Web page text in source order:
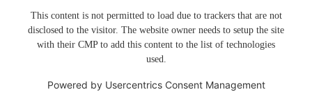
This content is not permitted to load due to trackers that are not
disclosed to the visitor. The website owner needs to setup the site
with their CMP to add this content to the list of technologies
used.
Powered by Usercentrics Consent Management